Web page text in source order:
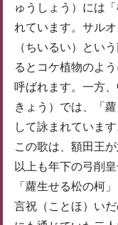
ゅうしょう）には
れています。サル
（ちいるい）とい
るとコケ植物のよ
呼ばれます。一方
きょう）では、「
して詠まれています
この歌は、額田王
以上も年下の弓削
「蘿生せる松の柯
言祝（ことほ）い